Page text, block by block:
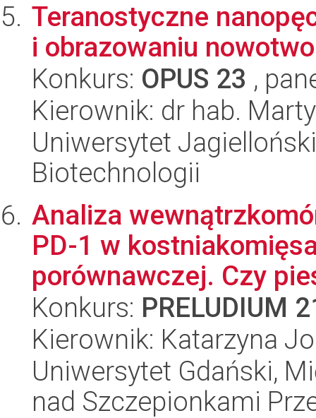
Teranostyczne
i obrazowaniu
Konkurs: OPUS 23 ,
Kierownik: dr hab.
Uniwersytet
Biotechnologii
Analiza
PD-1 w
porównawczej. Czy
Konkurs: PRELUDIUM
Kierownik: Katarzyna
Uniwersytet Gdański,
nad Szczepionkami